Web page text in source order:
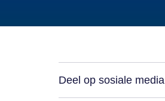
Deel op sosiale media